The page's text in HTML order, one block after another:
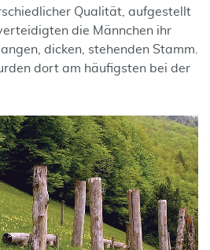
Qualität, aufgestellt
die Männchen ihr
dicken, stehenden Stamm.
dort am häufigsten bei der